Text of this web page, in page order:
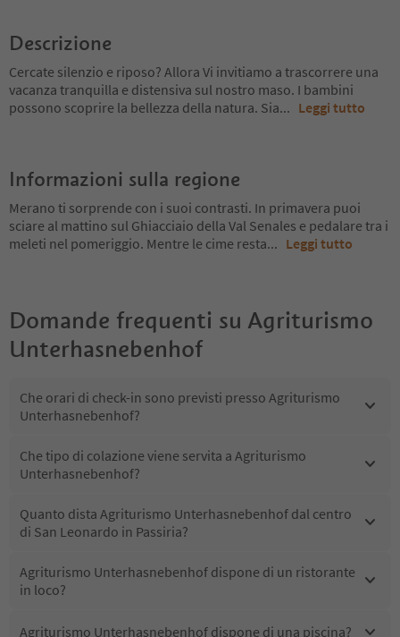
Descrizione
Cercate silenzio e riposo? Allora Vi invitiamo a trascorrere una
vacanza tranquilla e distensiva sul nostro maso. I bambini
possono scoprire la bellezza della natura. Sia... Leggi tutto
Informazioni sulla regione
Merano ti sorprende con i suoi contrasti. In primavera puoi
sciare al mattino sul Ghiacciaio della Val Senales e pedalare tra i
meleti nel pomeriggio. Mentre le cime resta... Leggi tutto
Domande frequenti su Agriturismo
Unterhasnebenhof
Che orari di check-in sono previsti presso Agriturismo
Unterhasnebenhof?
Che tipo di colazione viene servita a Agriturismo
Unterhasnebenhof?
Quanto dista Agriturismo Unterhasnebenhof dal centro
di San Leonardo in Passiria?
Agriturismo Unterhasnebenhof dispone di un ristorante
in loco?
Agriturismo Unterhasnebenhof dispone di una piscina?